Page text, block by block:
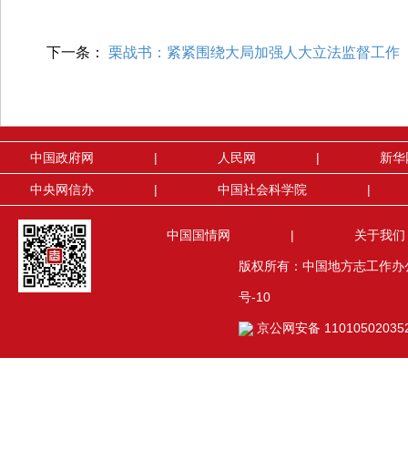
下一条： 栗战书：紧紧围绕大局加强人大立法监督工作
中国政府网 | 人民网 | 新华
中央网信办 | 中国社会科学院 |
中国国情网 | 关于我们
版权所有：中国地方志工
号-10
京公网安备